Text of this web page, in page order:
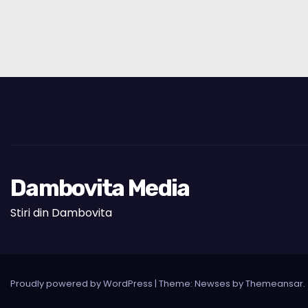
Dambovita Media
Stiri din Dambovita
Proudly powered by WordPress | Theme: Newses byThemeansar.